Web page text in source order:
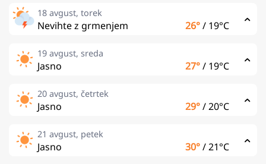
18 avgust, torek
Nevihte z grmenjem 26°/ 19°C
19 avgust, sreda
Jasno 27°/ 19°C
20 avgust, četrtek
Jasno 29°/20°C
21 avgust, petek
Jasno 30°/21°C